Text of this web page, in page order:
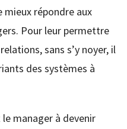
mieux répondre aux
Pour leur permettre
sans s’y noyer, il
des systèmes à
manager à devenir